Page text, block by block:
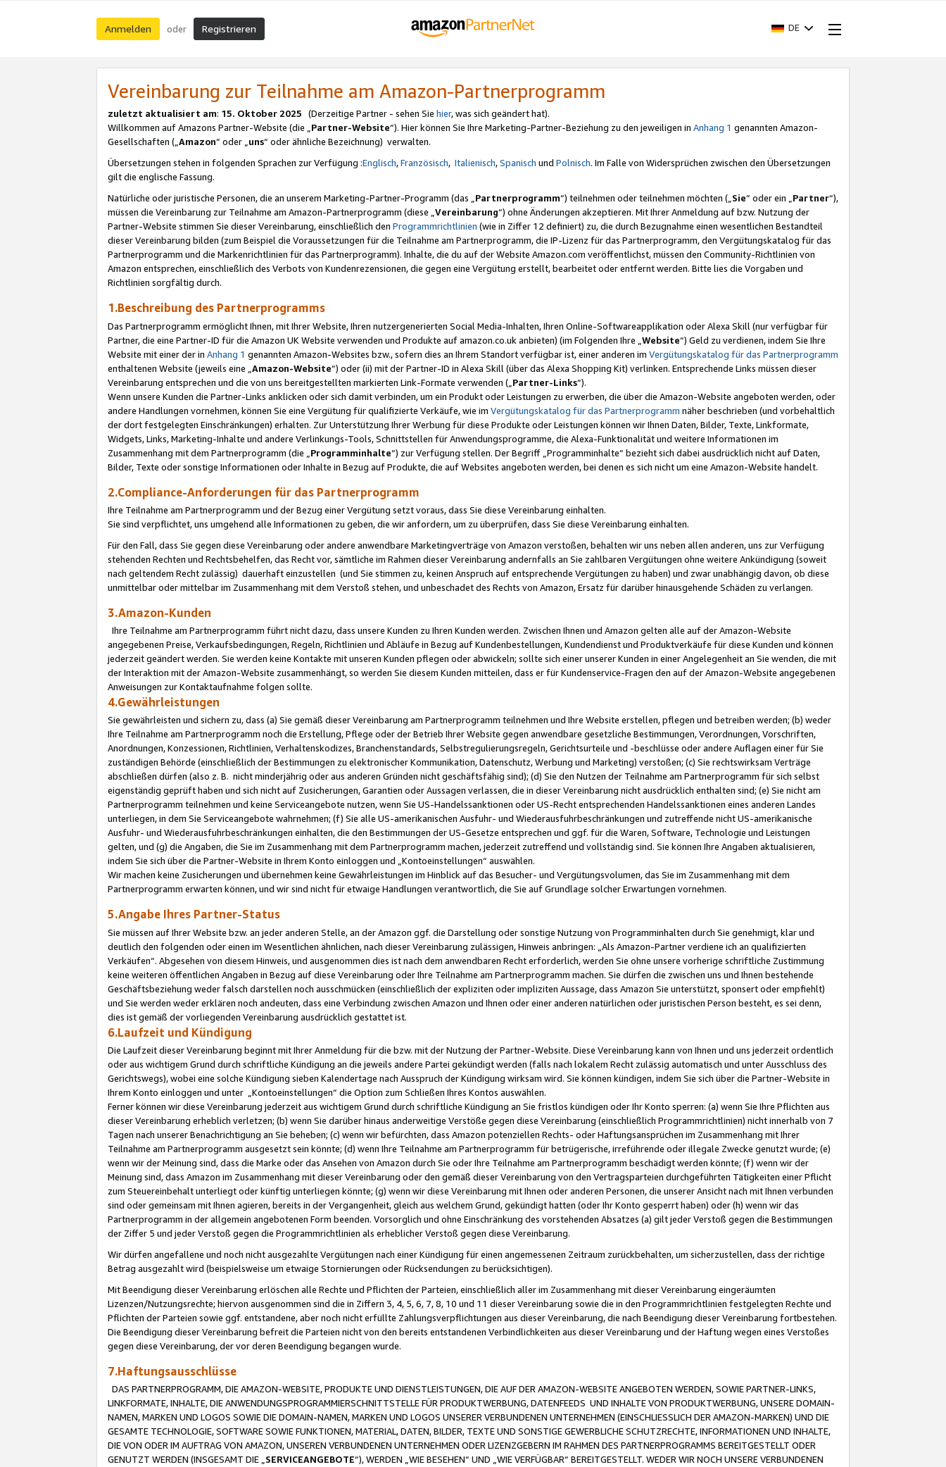
Anmelden oder Registrieren DE
Vereinbarung zur Teilnahme am Amazon-Partnerprogramm
zuletzt aktualisiert am: 15. Oktober 2025 (Derzeitige Partner - sehen Sie hier, was sich geändert hat).
Willkommen auf Amazons Partner-Website (die „Partner-Website“). Hier können Sie Ihre Marketing-Partner-Beziehung zu den jeweiligen in Anhang 1 genannten Amazon-
Gesellschaften („Amazon“ oder „uns“ oder ähnliche Bezeichnung) verwalten.
Übersetzungen stehen in folgenden Sprachen zur Verfügung :Englisch,Französisch, Italienisch,Spanisch und Polnisch. Im Falle von Widersprüchen zwischen den Übersetzungen
gilt die englische Fassung.
Natürliche oder juristische Personen, die an unserem Marketing-Partner-Programm (das „Partnerprogramm“) teilnehmen oder teilnehmen möchten („Sie“ oder ein „Partner“),
müssen die Vereinbarung zur Teilnahme am Amazon-Partnerprogramm (diese „Vereinbarung“) ohne Änderungen akzeptieren. Mit Ihrer Anmeldung auf bzw. Nutzung der
Partner-Website stimmen Sie dieser Vereinbarung, einschließlich den Programmrichtlinien (wie in Ziffer 12 definiert) zu, die durch Bezugnahme einen wesentlichen Bestandteil
dieser Vereinbarung bilden (zum Beispiel die Voraussetzungen für die Teilnahme am Partnerprogramm, die IP-Lizenz für das Partnerprogramm, den Vergütungskatalog für das
Partnerprogramm und die Markenrichtlinien für das Partnerprogramm). Inhalte, die du auf der Website Amazon.com veröffentlichst, müssen den Community-Richtlinien von
Amazon entsprechen, einschließlich des Verbots von Kundenrezensionen, die gegen eine Vergütung erstellt, bearbeitet oder entfernt werden. Bitte lies die Vorgaben und
Richtlinien sorgfältig durch.
1.Beschreibung des Partnerprogramms
Das Partnerprogramm ermöglicht Ihnen, mit Ihrer Website, Ihren nutzergenerierten Social Media-Inhalten, Ihren Online-Softwareapplikation oder Alexa Skill (nur verfügbar für
Partner, die eine Partner-ID für die Amazon UK Website verwenden und Produkte auf amazon.co.uk anbieten) (im Folgenden Ihre „ Website“) Geld zu verdienen, indem Sie Ihre
Website mit einer der in Anhang 1 genannten Amazon-Websites bzw., sofern dies an Ihrem Standort verfügbar ist, einer anderen im Vergütungskatalog für das Partnerprogramm
enthaltenen Website (jeweils eine „ Amazon-Website“) oder (ii) mit der Partner-ID in Alexa Skill (über das Alexa Shopping Kit) verlinken. Entsprechende Links müssen dieser
Vereinbarung entsprechen und die von uns bereitgestellten markierten Link-Formate verwenden („ Partner-Links“).
Wenn unsere Kunden die Partner-Links anklicken oder sich damit verbinden, um ein Produkt oder Leistungen zu erwerben, die über die Amazon-Website angeboten werden, oder
andere Handlungen vornehmen, können Sie eine Vergütung für qualifizierte Verkäufe, wie im Vergütungskatalog für das Partnerprogramm näher beschrieben (und vorbehaltlich
der dort festgelegten Einschränkungen) erhalten. Zur Unterstützung Ihrer Werbung für diese Produkte oder Leistungen können wir Ihnen Daten, Bilder, Texte, Linkformate,
Widgets, Links, Marketing-Inhalte und andere Verlinkungs-Tools, Schnittstellen für Anwendungsprogramme, die Alexa-Funktionalität und weitere Informationen im
Zusammenhang mit dem Partnerprogramm (die „ Programminhalte“) zur Verfügung stellen. Der Begriff „Programminhalte“ bezieht sich dabei ausdrücklich nicht auf Daten,
Bilder, Texte oder sonstige Informationen oder Inhalte in Bezug auf Produkte, die auf Websites angeboten werden, bei denen es sich nicht um eine Amazon-Website handelt.
2.Compliance-Anforderungen für das Partnerprogramm
Ihre Teilnahme am Partnerprogramm und der Bezug einer Vergütung setzt voraus, dass Sie diese Vereinbarung einhalten.
Sie sind verpflichtet, uns umgehend alle Informationen zu geben, die wir anfordern, um zu überprüfen, dass Sie diese Vereinbarung einhalten.
Für den Fall, dass Sie gegen diese Vereinbarung oder andere anwendbare Marketingverträge von Amazon verstoßen, behalten wir uns neben allen anderen, uns zur Verfügung
stehenden Rechten und Rechtsbehelfen, das Recht vor, sämtliche im Rahmen dieser Vereinbarung andernfalls an Sie zahlbaren Vergütungen ohne weitere Ankündigung (soweit
nach geltendem Recht zulässig) dauerhaft einzustellen (und Sie stimmen zu, keinen Anspruch auf entsprechende Vergütungen zu haben) und zwar unabhängig davon, ob diese
unmittelbar oder mittelbar im Zusammenhang mit dem Verstoß stehen, und unbeschadet des Rechts von Amazon, Ersatz für darüber hinausgehende Schäden zu verlangen.
3.Amazon-Kunden
Ihre Teilnahme am Partnerprogramm führt nicht dazu, dass unsere Kunden zu Ihren Kunden werden. Zwischen Ihnen und Amazon gelten alle auf der Amazon-Website
angegebenen Preise, Verkaufsbedingungen, Regeln, Richtlinien und Abläufe in Bezug auf Kundenbestellungen, Kundendienst und Produktverkäufe für diese Kunden und können
jederzeit geändert werden. Sie werden keine Kontakte mit unseren Kunden pflegen oder abwickeln; sollte sich einer unserer Kunden in einer Angelegenheit an Sie wenden, die mit
der Interaktion mit der Amazon-Website zusammenhängt, so werden Sie diesem Kunden mitteilen, dass er für Kundenservice-Fragen den auf der Amazon-Website angegebenen
Anweisungen zur Kontaktaufnahme folgen sollte.
4.Gewährleistungen
Sie gewährleisten und sichern zu, dass (a) Sie gemäß dieser Vereinbarung am Partnerprogramm teilnehmen und Ihre Website erstellen, pflegen und betreiben werden; (b) weder
Ihre Teilnahme am Partnerprogramm noch die Erstellung, Pflege oder der Betrieb Ihrer Website gegen anwendbare gesetzliche Bestimmungen, Verordnungen, Vorschriften,
Anordnungen, Konzessionen, Richtlinien, Verhaltenskodizes, Branchenstandards, Selbstregulierungsregeln, Gerichtsurteile und -beschlüsse oder andere Auflagen einer für Sie
zuständigen Behörde (einschließlich der Bestimmungen zu elektronischer Kommunikation, Datenschutz, Werbung und Marketing) verstoßen; (c) Sie rechtswirksam Verträge
abschließen dürfen (also z. B. nicht minderjährig oder aus anderen Gründen nicht geschäftsfähig sind); (d) Sie den Nutzen der Teilnahme am Partnerprogramm für sich selbst
eigenständig geprüft haben und sich nicht auf Zusicherungen, Garantien oder Aussagen verlassen, die in dieser Vereinbarung nicht ausdrücklich enthalten sind; (e) Sie nicht am
Partnerprogramm teilnehmen und keine Serviceangebote nutzen, wenn Sie US-Handelssanktionen oder US-Recht entsprechenden Handelssanktionen eines anderen Landes
unterliegen, in dem Sie Serviceangebote wahrnehmen; (f) Sie alle US-amerikanischen Ausfuhr- und Wiederausfuhrbeschränkungen und zutreffende nicht US-amerikanische
Ausfuhr- und Wiederausfuhrbeschränkungen einhalten, die den Bestimmungen der US-Gesetze entsprechen und ggf. für die Waren, Software, Technologie und Leistungen
gelten, und (g) die Angaben, die Sie im Zusammenhang mit dem Partnerprogramm machen, jederzeit zutreffend und vollständig sind. Sie können Ihre Angaben aktualisieren,
indem Sie sich über die Partner-Website in Ihrem Konto einloggen und „Kontoeinstellungen“ auswählen.
Wir machen keine Zusicherungen und übernehmen keine Gewährleistungen im Hinblick auf das Besucher- und Vergütungsvolumen, das Sie im Zusammenhang mit dem
Partnerprogramm erwarten können, und wir sind nicht für etwaige Handlungen verantwortlich, die Sie auf Grundlage solcher Erwartungen vornehmen.
5.Angabe Ihres Partner-Status
Sie müssen auf Ihrer Website bzw. an jeder anderen Stelle, an der Amazon ggf. die Darstellung oder sonstige Nutzung von Programminhalten durch Sie genehmigt, klar und
deutlich den folgenden oder einen im Wesentlichen ähnlichen, nach dieser Vereinbarung zulässigen, Hinweis anbringen: „Als Amazon-Partner verdiene ich an qualifizierten
Verkäufen“. Abgesehen von diesem Hinweis, und ausgenommen dies ist nach dem anwendbaren Recht erforderlich, werden Sie ohne unsere vorherige schriftliche Zustimmung
keine weiteren öffentlichen Angaben in Bezug auf diese Vereinbarung oder Ihre Teilnahme am Partnerprogramm machen. Sie dürfen die zwischen uns und Ihnen bestehende
Geschäftsbeziehung weder falsch darstellen noch ausschmücken (einschließlich der expliziten oder impliziten Aussage, dass Amazon Sie unterstützt, sponsert oder empfiehlt)
und Sie werden weder erklären noch andeuten, dass eine Verbindung zwischen Amazon und Ihnen oder einer anderen natürlichen oder juristischen Person besteht, es sei denn,
dies ist gemäß der vorliegenden Vereinbarung ausdrücklich gestattet ist.
6.Laufzeit und Kündigung
Die Laufzeit dieser Vereinbarung beginnt mit Ihrer Anmeldung für die bzw. mit der Nutzung der Partner-Website. Diese Vereinbarung kann von Ihnen und uns jederzeit ordentlich
oder aus wichtigem Grund durch schriftliche Kündigung an die jeweils andere Partei gekündigt werden (falls nach lokalem Recht zulässig automatisch und unter Ausschluss des
Gerichtswegs), wobei eine solche Kündigung sieben Kalendertage nach Ausspruch der Kündigung wirksam wird. Sie können kündigen, indem Sie sich über die Partner-Website in
Ihrem Konto einloggen und unter „Kontoeinstellungen“ die Option zum Schließen Ihres Kontos auswählen.
Ferner können wir diese Vereinbarung jederzeit aus wichtigem Grund durch schriftliche Kündigung an Sie fristlos kündigen oder Ihr Konto sperren: (a) wenn Sie Ihre Pflichten aus
dieser Vereinbarung erheblich verletzen; (b) wenn Sie darüber hinaus anderweitige Verstöße gegen diese Vereinbarung (einschließlich Programmrichtlinien) nicht innerhalb von 7
Tagen nach unserer Benachrichtigung an Sie beheben; (c) wenn wir befürchten, dass Amazon potenziellen Rechts- oder Haftungsansprüchen im Zusammenhang mit Ihrer
Teilnahme am Partnerprogramm ausgesetzt sein könnte; (d) wenn Ihre Teilnahme am Partnerprogramm für betrügerische, irreführende oder illegale Zwecke genutzt wurde; (e)
wenn wir der Meinung sind, dass die Marke oder das Ansehen von Amazon durch Sie oder Ihre Teilnahme am Partnerprogramm beschädigt werden könnte; (f) wenn wir der
Meinung sind, dass Amazon im Zusammenhang mit dieser Vereinbarung oder den gemäß dieser Vereinbarung von den Vertragsparteien durchgeführten Tätigkeiten einer Pflicht
zum Steuereinbehalt unterliegt oder künftig unterliegen könnte; (g) wenn wir diese Vereinbarung mit Ihnen oder anderen Personen, die unserer Ansicht nach mit Ihnen verbunden
sind oder gemeinsam mit Ihnen agieren, bereits in der Vergangenheit, gleich aus welchem Grund, gekündigt hatten (oder Ihr Konto gesperrt haben) oder (h) wenn wir das
Partnerprogramm in der allgemein angebotenen Form beenden. Vorsorglich und ohne Einschränkung des vorstehenden Absatzes (a) gilt jeder Verstoß gegen die Bestimmungen
der Ziffer 5 und jeder Verstoß gegen die Programmrichtlinien als erheblicher Verstoß gegen diese Vereinbarung.
Wir dürfen angefallene und noch nicht ausgezahlte Vergütungen nach einer Kündigung für einen angemessenen Zeitraum zurückbehalten, um sicherzustellen, dass der richtige
Betrag ausgezahlt wird (beispielsweise um etwaige Stornierungen oder Rücksendungen zu berücksichtigen).
Mit Beendigung dieser Vereinbarung erlöschen alle Rechte und Pflichten der Parteien, einschließlich aller im Zusammenhang mit dieser Vereinbarung eingeräumten
Lizenzen/Nutzungsrechte; hiervon ausgenommen sind die in Ziffern 3, 4, 5, 6, 7, 8, 10 und 11 dieser Vereinbarung sowie die in den Programmrichtlinien festgelegten Rechte und
Pflichten der Parteien sowie ggf. entstandene, aber noch nicht erfüllte Zahlungsverpflichtungen aus dieser Vereinbarung, die nach Beendigung dieser Vereinbarung fortbestehen.
Die Beendigung dieser Vereinbarung befreit die Parteien nicht von den bereits entstandenen Verbindlichkeiten aus dieser Vereinbarung und der Haftung wegen eines Verstoßes
gegen diese Vereinbarung, der vor deren Beendigung begangen wurde.
7.Haftungsausschlüsse
DAS PARTNERPROGRAMM, DIE AMAZON-WEBSITE, PRODUKTE UND DIENSTLEISTUNGEN, DIE AUF DER AMAZON-WEBSITE ANGEBOTEN WERDEN, SOWIE PARTNER-LINKS,
LINKFORMATE, INHALTE, DIE ANWENDUNGSPROGRAMMIERSCHNITTSTELLE FÜR PRODUKTWERBUNG, DATENFEEDS UND INHALTE VON PRODUKTWERBUNG, UNSERE DOMAIN-
NAMEN, MARKEN UND LOGOS SOWIE DIE DOMAIN-NAMEN, MARKEN UND LOGOS UNSERER VERBUNDENEN UNTERNEHMEN (EINSCHLIESSLICH DER AMAZON-MARKEN) UND DIE
GESAMTE TECHNOLOGIE, SOFTWARE SOWIE FUNKTIONEN, MATERIAL, DATEN, BILDER, TEXTE UND SONSTIGE GEWERBLICHE SCHUTZRECHTE, INFORMATIONEN UND INHALTE,
DIE VON ODER IM AUFTRAG VON AMAZON, UNSEREN VERBUNDENEN UNTERNEHMEN ODER LIZENZGEBERN IM RAHMEN DES PARTNERPROGRAMMS BEREITGESTELLT ODER
GENUTZT WERDEN (INSGESAMT DIE „ SERVICEANGEBOTE“), WERDEN „WIE BESEHEN“ UND „WIE VERFÜGBAR“ BEREITGESTELLT. WEDER WIR NOCH UNSERE VERBUNDENEN